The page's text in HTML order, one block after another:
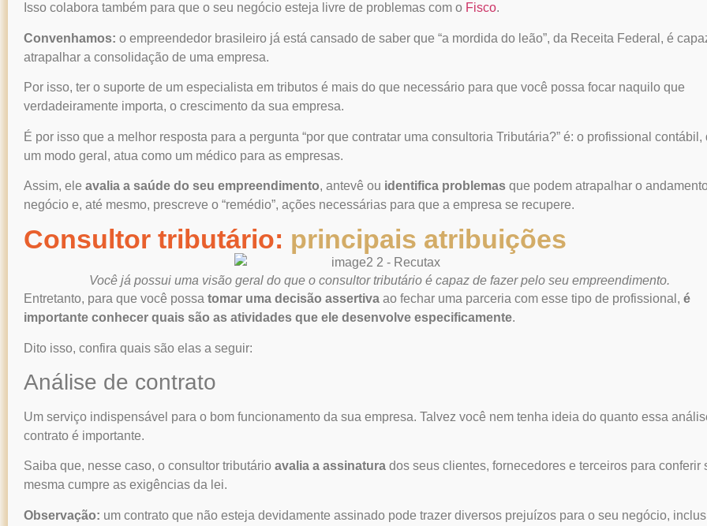
Isso colabora também para que o seu negócio esteja livre de problemas com o Fisco.
Convenhamos: o empreendedor brasileiro já está cansado de saber que “a mordida do leão”, da Receita Federal, é
atrapalhar a consolidação de uma empresa.
Por isso, ter o suporte de um especialista em tributos é mais do que necessário para que você possa focar naquilo que
verdadeiramente importa, o crescimento da sua empresa.
É por isso que a melhor resposta para a pergunta “por que contratar uma consultoria Tributária?” é: o profissional contábil,
um modo geral, atua como um médico para as empresas.
Assim, ele avalia a saúde do seu empreendimento, antevê ou identifica problemas que podem atrapalhar o
negócio e, até mesmo, prescreve o “remédio”, ações necessárias para que a empresa se recupere.
Consultor tributário: principais atribuições
Você já possui uma visão geral do que o consultor tributário é capaz de fazer pelo seu empreendimento.
Entretanto, para que você possa tomar uma decisão assertiva ao fechar uma parceria com esse tipo de profissional, é
importante conhecer quais são as atividades que ele desenvolve especificamente.
Dito isso, confira quais são elas a seguir:
Análise de contrato
Um serviço indispensável para o bom funcionamento da sua empresa. Talvez você nem tenha ideia do quanto essa
contrato é importante.
Saiba que, nesse caso, o consultor tributário avalia a assinatura dos seus clientes, fornecedores e terceiros para conferir
mesma cumpre as exigências da lei.
Observação: um contrato que não esteja devidamente assinado pode trazer diversos prejuízos para o seu negócio,